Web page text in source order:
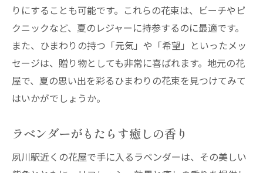
りにすることも可能です。これらの花束は、ビーチやピ
クニックなど、夏のレジャーに持参するのに最適です。
また、ひまわりの持つ「元気」や「希望」といったメッ
セージは、贈り物としても非常に喜ばれます。地元の花
屋で、夏の思い出を彩るひまわりの花束を見つけてみて
はいかがでしょうか。
ラベンダーがもたらす癒しの香り
夙川駅近くの花屋で手に入るラベンダーは、その美しい